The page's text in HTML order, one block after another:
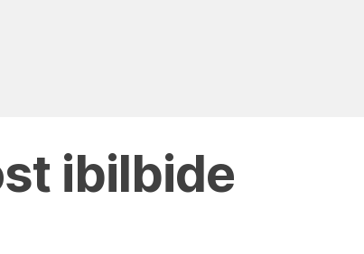
ibilbide